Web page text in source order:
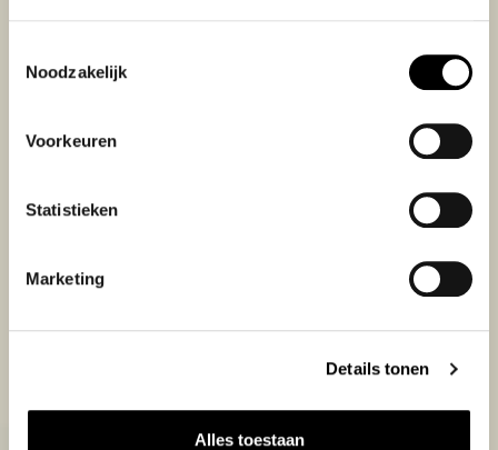
Noodzakelijk
Voorkeuren
Statistieken
Marketing
Details tonen
Alles toestaan